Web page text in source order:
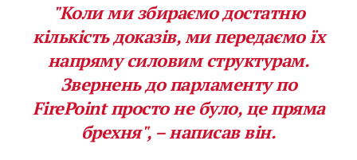
"Коли ми збираємо достатню
кількість доказів, ми передаємо їх
напряму силовим структурам.
Звернень до парламенту по
FirePoint просто не було, це пряма
брехня", – написав він.